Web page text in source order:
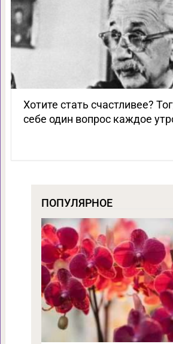
Хотите стать счастливее?
себе один вопрос каждое
ПОПУЛЯРНОЕ